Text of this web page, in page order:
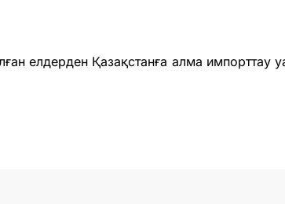
елдерден Қазақстанға алма импорттау